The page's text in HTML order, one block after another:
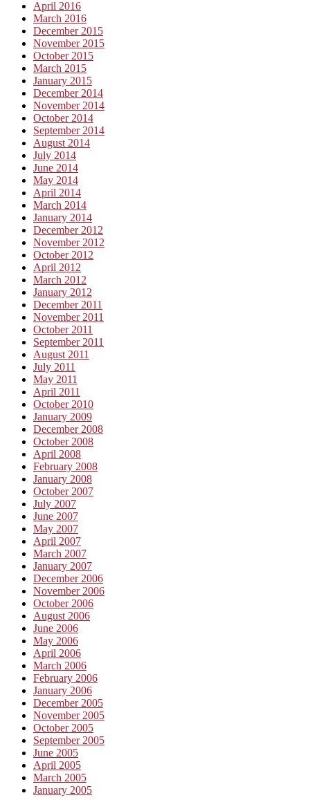
April 2016
March 2016
December 2015
November 2015
October 2015
March 2015
January 2015
December 2014
November 2014
October 2014
September 2014
August 2014
July 2014
June 2014
May 2014
April 2014
March 2014
January 2014
December 2012
November 2012
October 2012
April 2012
March 2012
January 2012
December 2011
November 2011
October 2011
September 2011
August 2011
July 2011
May 2011
April 2011
October 2010
January 2009
December 2008
October 2008
April 2008
February 2008
January 2008
October 2007
July 2007
June 2007
May 2007
April 2007
March 2007
January 2007
December 2006
November 2006
October 2006
August 2006
June 2006
May 2006
April 2006
March 2006
February 2006
January 2006
December 2005
November 2005
October 2005
September 2005
June 2005
April 2005
March 2005
January 2005